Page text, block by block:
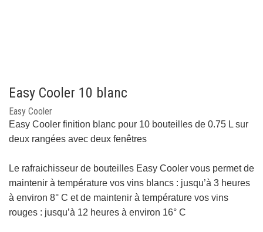
Easy Cooler 10 blanc
Easy Cooler
Easy Cooler finition blanc pour 10 bouteilles de 0.75 L sur
deux rangées avec deux fenêtres
Le rafraichisseur de bouteilles Easy Cooler vous permet de
maintenir à température vos vins blancs : jusqu’à 3 heures
à environ 8° C et de maintenir à température vos vins
rouges : jusqu’à 12 heures à environ 16° C